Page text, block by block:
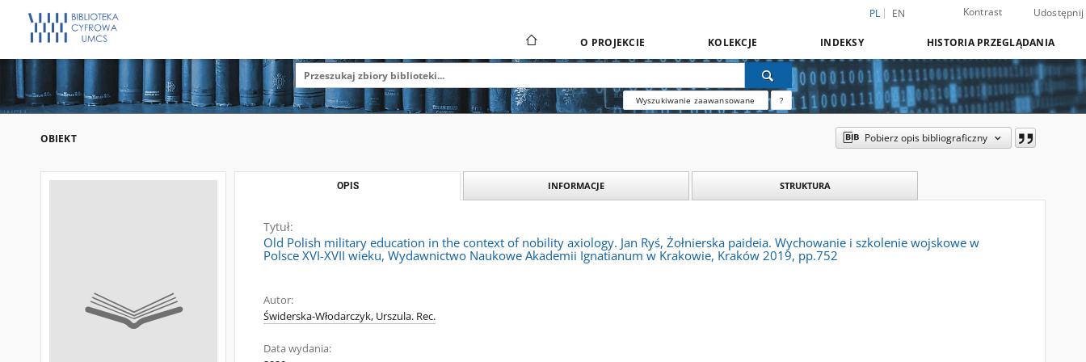
PL EN Kontrast Udostępnij
O PROJEKCIE KOLEKCJE INDEKSY HISTORIA PRZEGLĄDANIA
Wyszukiwanie zaawansowane ?
OBIEKT Pobierz opis bibliograficzny
OPIS INFORMACJE STRUKTURA
Tytuł:
Old Polish military education in the context of nobility axiology. Jan Ryś, Żołnierska paideia. Wychowanie i szkolenie wojskowe w
Polsce XVI-XVII wieku, Wydawnictwo Naukowe Akademii Ignatianum w Krakowie, Kraków 2019, pp.752
Autor:
Świderska-Włodarczyk, Urszula. Rec.
Data wydania: